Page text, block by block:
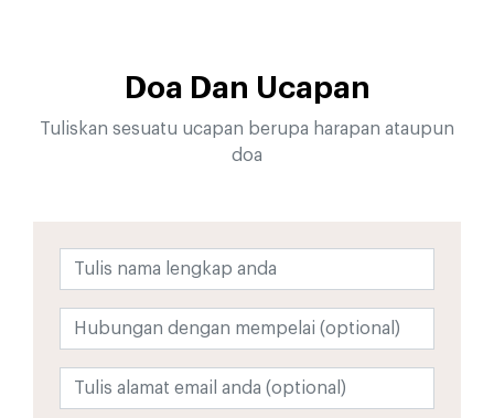
Doa Dan Ucapan
Tuliskan sesuatu ucapan berupa harapan ataupun
doa